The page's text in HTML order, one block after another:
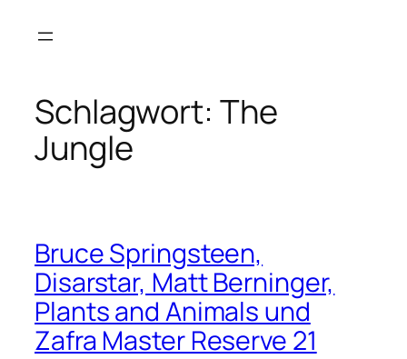
Inhalt
Schlagwort: The
Jungle
Bruce Springsteen,
Disarstar, Matt Berninger,
Plants and Animals und
Zafra Master Reserve 21